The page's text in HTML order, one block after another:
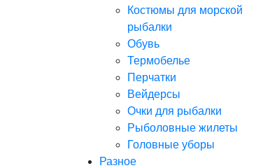
Костюмы для морской
рыбалки
Обувь
Термобелье
Перчатки
Вейдерсы
Очки для рыбалки
Рыболовные жилеты
Головные уборы
Разное